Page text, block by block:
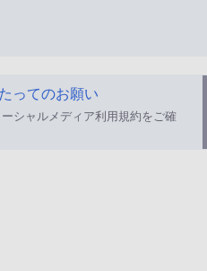
ってのお願い
シャルメディア利用規約をご確